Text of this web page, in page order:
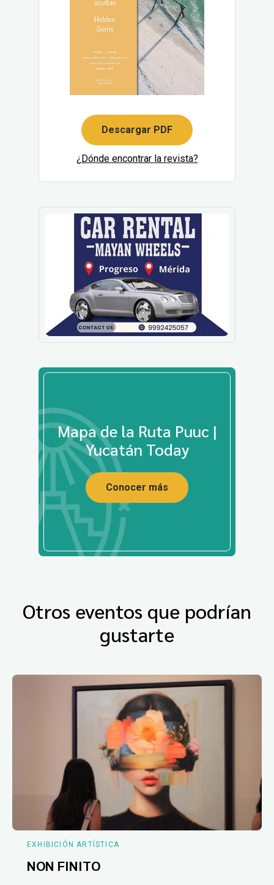
Descargar PDF
¿Dónde encontrar la revista?
Mapa de la Ruta Puuc |
Yucatán Today
Conocer más
Otros eventos que podrían
gustarte
EXHIBICIÓN ARTÍSTICA
NON FINITO